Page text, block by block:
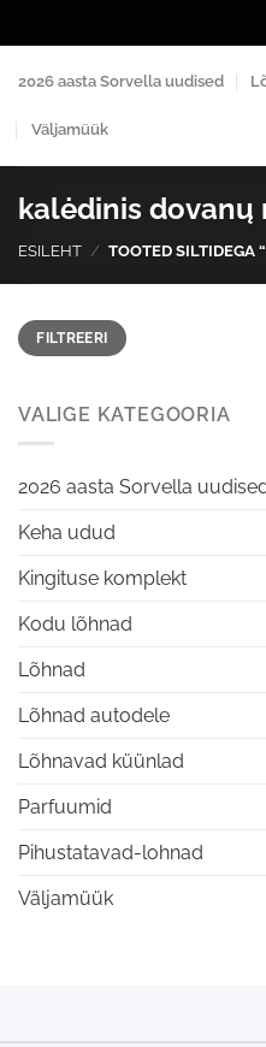
to
content
2026 aasta Sorvella uudised
Väljamüük
kalėdinis dovanų
ESILEHT / TOOTED SILTIDEGA
Minimaalne
hind
Maksimaalne
hindFILTREERI
VALIGE KATEGOORIA
2026 aasta Sorvella
Keha udud
Kingituse komplekt
Kodu lõhnad
Lõhnad
Lõhnad autodele
Lõhnavad küünlad
Parfuumid
Pihustatavad-lohnad
Väljamüük